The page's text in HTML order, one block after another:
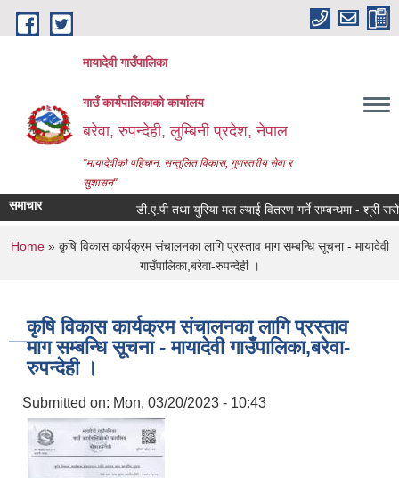
Skip to main content
मायादेवी गाउँपालिका
गाउँ कार्यपालिकाको कार्यालय
बरेवा, रुपन्देही, लुम्बिनी प्रदेश, नेपाल
"मायादेवीको पहिचान: सन्तुलित विकास, गुणस्तरीय सेवा र
सुशासन"
समाचार डी.ए.पी तथा युरिया मल ल्याई वितरण गर्ने सम्बन्धमा - श्री
You are here
Home» कृषि विकास कार्यक्रम संचालनका लागि प्रस्ताव माग सम्बन्धि सूचना - मायादेवी
गाउँपालिका,बरेवा-रुपन्देही ।
कृषि विकास कार्यक्रम संचालनका लागि प्रस्ताव
माग सम्बन्धि सूचना - मायादेवी गाउँपालिका,बरेवा-
रुपन्देही ।
Submitted on: Mon, 03/20/2023 - 10:43